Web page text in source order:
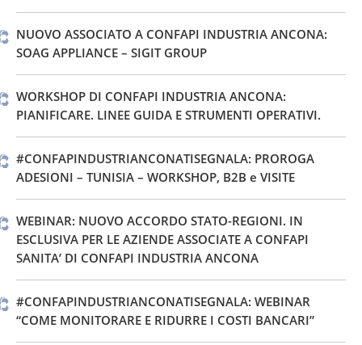
NUOVO ASSOCIATO A CONFAPI INDUSTRIA ANCONA:
SOAG APPLIANCE – SIGIT GROUP
WORKSHOP DI CONFAPI INDUSTRIA ANCONA:
PIANIFICARE. LINEE GUIDA E STRUMENTI OPERATIVI.
#CONFAPINDUSTRIANCONATISEGNALA: PROROGA
ADESIONI – TUNISIA – WORKSHOP, B2B e VISITE
WEBINAR: NUOVO ACCORDO STATO-REGIONI. IN
ESCLUSIVA PER LE AZIENDE ASSOCIATE A CONFAPI
SANITA’ DI CONFAPI INDUSTRIA ANCONA
#CONFAPINDUSTRIANCONATISEGNALA: WEBINAR
“COME MONITORARE E RIDURRE I COSTI BANCARI”